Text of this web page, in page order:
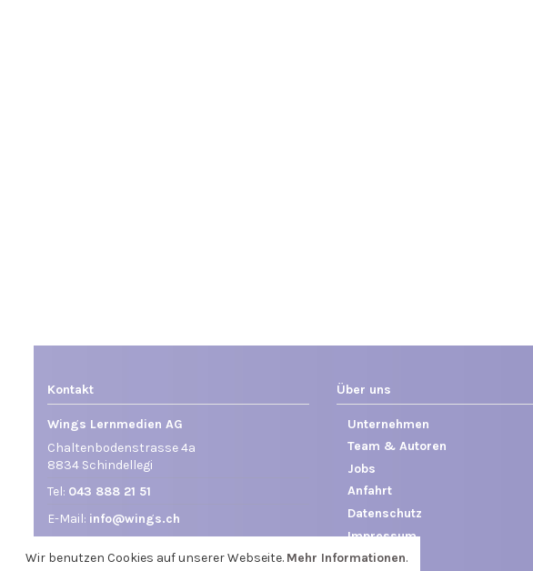
Kontakt
Wings Lernmedien AG
Chaltenbodenstrasse 4a
8834 Schindellegi
Tel: 043 888 21 51
E-Mail: info@wings.ch
Über uns
Unternehmen
Team & Autoren
Jobs
Anfahrt
Datenschutz
Impressum
Wir benutzen Cookies auf unserer Webseite. Mehr Informationen.